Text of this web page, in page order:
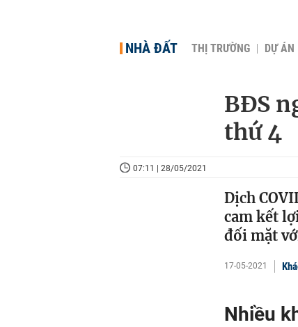
NHÀ ĐẤT THỊ TRƯỜNG DỰ ÁN
BĐS
thứ 4
07:11 | 28/05/2021
Dịch
cam kết
đối mặt
17-05-2021
Nhiều